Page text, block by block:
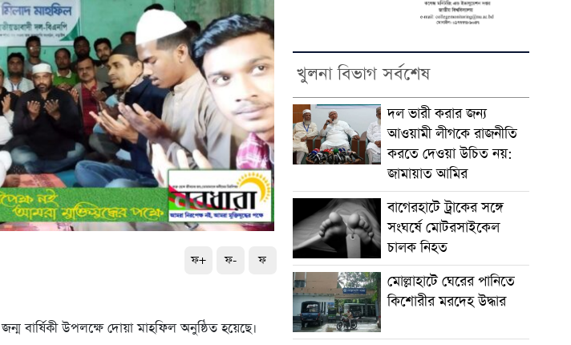
ফ+ ফ- ফ
বার্ষিকী উপলক্ষে দোয়া মাহফিল অনুষ্ঠিত হয়েছে।
খুলনা বিভাগ সর্বশেষ
দল ভারী করার জন্য
আওয়ামী লীগকে রাজনীতি
করতে দেওয়া উচিত নয়:
জামায়াত আমির
বাগেরহাটে ট্রাকের সঙ্গে
সংঘর্ষে মোটরসাইকেল
চালক নিহত
মোল্লাহাটে ঘেরের পানিতে
কিশোরীর মরদেহ উদ্ধার